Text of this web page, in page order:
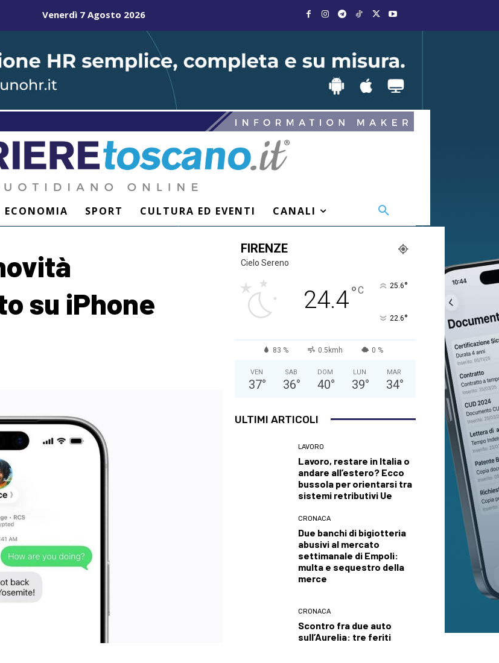
Venerdì 7 Agosto 2026
ECONOMIA SPORT CULTURA ED EVENTI CANALI
su iPhone
FIRENZE
Cielo Sereno
24.4°C 25.6°
22.6°
83 % 0.5kmh 0 %
VEN
37°
SAB
36°
DOM
40°
LUN
39°
MAR
34°
ULTIMI ARTICOLI
LAVORO
Lavoro, restare in Italia o
andare all’estero? Ecco
bussola per orientarsi tra
sistemi retributivi Ue
CRONACA
Due banchi di bigiotteria
abusivi al mercato
settimanale di Empoli:
multa e sequestro della
merce
CRONACA
Scontro fra due auto
sull’Aurelia: tre feriti